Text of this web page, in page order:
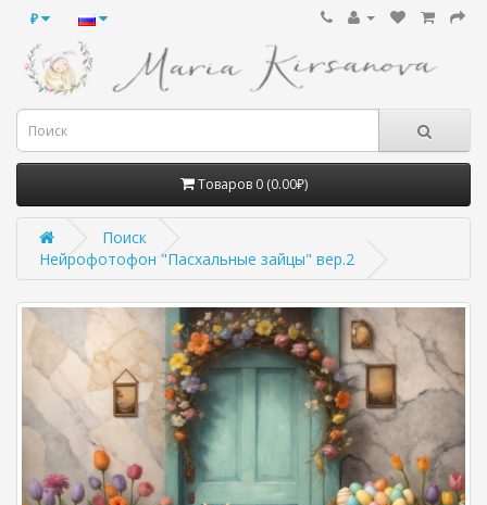
₽
Товаров 0 (0.00₽)
Поиск
Нейрофотофон "Пасхальные зайцы" вер.2